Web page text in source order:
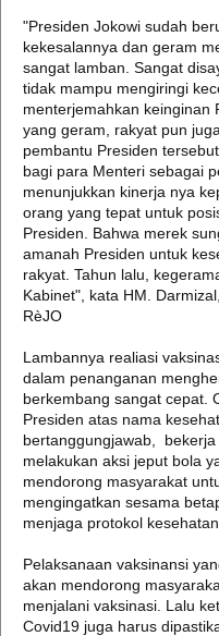
"Presiden Jokowi sudah
kekesalannya dan geram
sangat lamban. Sangat
tidak mampu mengiringi
menterjemahkan keinginan
yang geram, rakyat pun
pembantu Presiden
bagi para Menteri sebagai
menunjukkan kinerja nya
orang yang tepat untuk
Presiden. Bahwa merek
amanah Presiden untuk
rakyat. Tahun lalu,
Kabinet", kata HM.
RèJO
Lambannya realiasi
dalam penanganan
berkembang sangat cepat.
Presiden atas nama
bertanggungjawab,
melakukan aksi jeput bola
mendorong masyarakat
mengingatkan sesama
menjaga protokol kesehatan.
Pelaksanaan vaksinansi
akan mendorong
menjalani vaksinasi. Lalu
Covid19 juga harus